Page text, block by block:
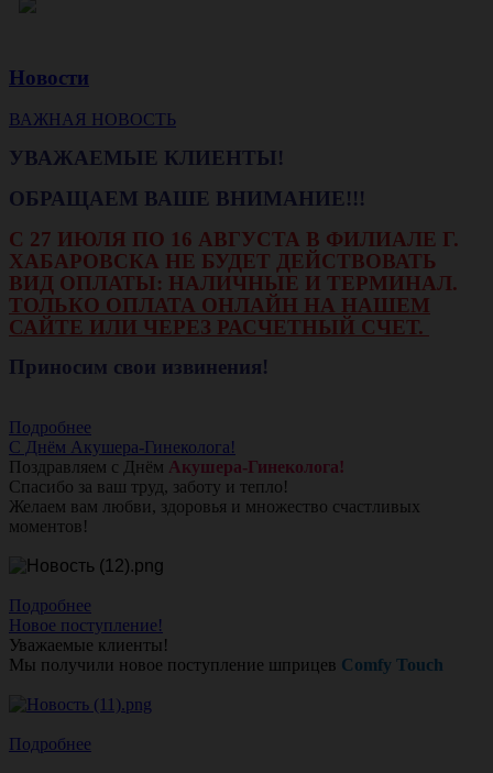
Новости
ВАЖНАЯ НОВОСТЬ
УВАЖАЕМЫЕ КЛИЕНТЫ!
ОБРАЩАЕМ ВАШЕ ВНИМАНИЕ!!!
С 27 ИЮЛЯ ПО 16 АВГУСТА В ФИЛИАЛЕ Г.
ХАБАРОВСКА НЕ БУДЕТ ДЕЙСТВОВАТЬ
ВИД ОПЛАТЫ: НАЛИЧНЫЕ И ТЕРМИНАЛ.
ТОЛЬКО ОПЛАТА ОНЛАЙН НА НАШЕМ
САЙТЕ ИЛИ ЧЕРЕЗ РАСЧЕТНЫЙ СЧЕТ.
Приносим свои извинения!
Подробнее
С Днём Акушера-Гинеколога!
Поздравляем с Днём Акушера-Гинеколога!
Спасибо за ваш труд, заботу и тепло!
Желаем вам любви, здоровья и множество счастливых
моментов!
Подробнее
Новое поступление!
Уважаемые клиенты!
Мы получили новое поступление шприцев Comfy Touch
Подробнее